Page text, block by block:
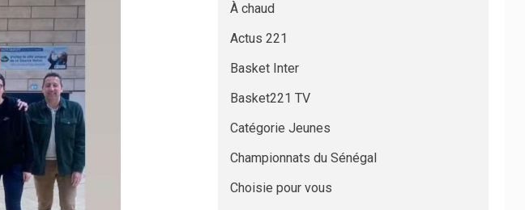
À chaud
Actus 221
Basket Inter
Basket221 TV
Catégorie Jeunes
Championnats du Sénégal
Choisie pour vous